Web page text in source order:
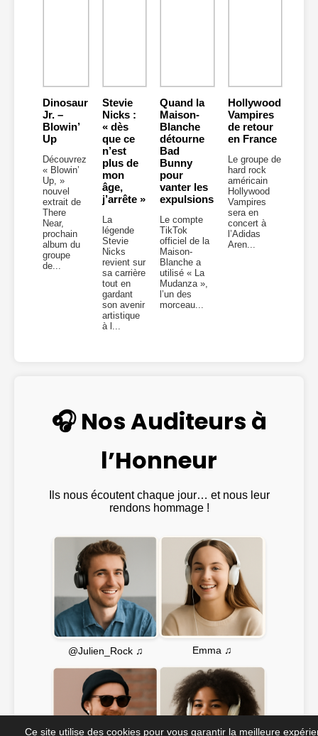
Dinosaur
Jr. –
Blowin’
Up
Découvrez
« Blowin’
Up, »
nouvel
extrait de
There
Near,
prochain
album du
groupe
de...
Stevie
Nicks :
« dès
que ce
n’est
plus de
mon
âge,
j’arrête »
La
légende
Stevie
Nicks
revient sur
sa carrière
tout en
gardant
son avenir
artistique
à l...
Quand la
Maison-
Blanche
détourne
Bad
Bunny
pour
vanter les
expulsions
Le compte
TikTok
officiel de la
Maison-
Blanche a
utilisé « La
Mudanza »,
l’un des
morceau...
Hollywood
Vampires
de retour
en France
Le groupe de
hard rock
américain
Hollywood
Vampires
sera en
concert à
l’Adidas
Aren...
🎧 Nos Auditeurs à
l’Honneur
Ils nous écoutent chaque jour… et nous leur
rendons hommage !
@Julien_Rock ♫ Emma ♫
Ce site utilise des cookies pour vous garantir la meilleure